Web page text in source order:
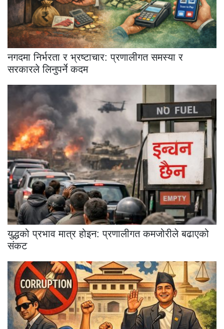
नगदमा निर्भरता र भ्रष्टाचार: प्रणालीगत समस्या र
सरकारले लिनुपर्ने कदम
युद्धको प्रभाव मात्र होइन: प्रणालीगत कमजोरीले बढाएको
संकट